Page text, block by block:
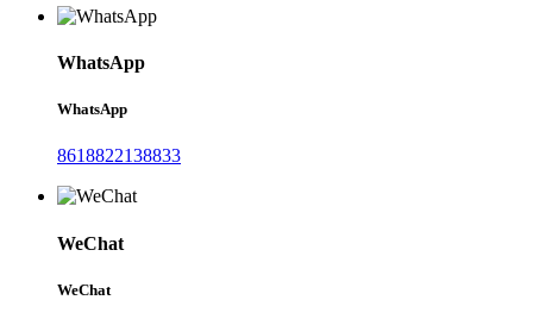
WhatsApp
WhatsApp
8618822138833
WeChat
WeChat